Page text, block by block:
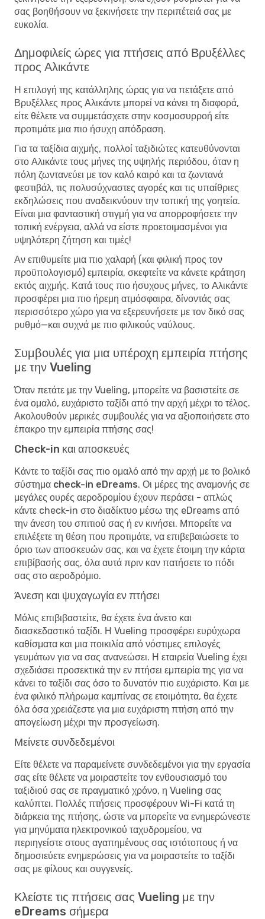
σας βοηθήσουν να ξεκινήσετε την περιπέτειά σας με
ευκολία.
Δημοφιλείς ώρες για πτήσεις από Βρυξέλλες
προς Αλικάντε
Η επιλογή της κατάλληλης ώρας για να πετάξετε από
Βρυξέλλες προς Αλικάντε μπορεί να κάνει τη διαφορά,
είτε θέλετε να συμμετάσχετε στην κοσμοσυρροή είτε
προτιμάτε μια πιο ήσυχη απόδραση.
Για τα ταξίδια αιχμής, πολλοί ταξιδιώτες κατευθύνονται
στο Αλικάντε τους μήνες της υψηλής περιόδου, όταν η
πόλη ζωντανεύει με τον καλό καιρό και τα ζωντανά
φεστιβάλ, τις πολυσύχναστες αγορές και τις υπαίθριες
εκδηλώσεις που αναδεικνύουν την τοπική της γοητεία.
Είναι μια φανταστική στιγμή για να απορροφήσετε την
τοπική ενέργεια, αλλά να είστε προετοιμασμένοι για
υψηλότερη ζήτηση και τιμές!
Αν επιθυμείτε μια πιο χαλαρή (και φιλική προς τον
προϋπολογισμό) εμπειρία, σκεφτείτε να κάνετε κράτηση
εκτός αιχμής. Κατά τους πιο ήσυχους μήνες, το Αλικάντε
προσφέρει μια πιο ήρεμη ατμόσφαιρα, δίνοντάς σας
περισσότερο χώρο για να εξερευνήσετε με τον δικό σας
ρυθμό—και συχνά με πιο φιλικούς ναύλους.
Συμβουλές για μια υπέροχη εμπειρία πτήσης
με την Vueling
Όταν πετάτε με την Vueling, μπορείτε να βασιστείτε σε
ένα ομαλό, ευχάριστο ταξίδι από την αρχή μέχρι το τέλος.
Ακολουθούν μερικές συμβουλές για να αξιοποιήσετε στο
έπακρο την εμπειρία πτήσης σας!
Check-in και αποσκευές
Κάντε το ταξίδι σας πιο ομαλό από την αρχή με το βολικό
σύστημα check-in eDreams. Οι μέρες της αναμονής σε
μεγάλες ουρές αεροδρομίου έχουν περάσει - απλώς
κάντε check-in στο διαδίκτυο μέσω της eDreams από
την άνεση του σπιτιού σας ή εν κινήσει. Μπορείτε να
επιλέξετε τη θέση που προτιμάτε, να επιβεβαιώσετε το
όριο των αποσκευών σας, και να έχετε έτοιμη την κάρτα
επιβίβασής σας, όλα αυτά πριν καν πατήσετε το πόδι
σας στο αεροδρόμιο.
Άνεση και ψυχαγωγία εν πτήσει
Μόλις επιβιβαστείτε, θα έχετε ένα άνετο και
διασκεδαστικό ταξίδι. Η Vueling προσφέρει ευρύχωρα
καθίσματα και μια ποικιλία από νόστιμες επιλογές
γευμάτων για να σας ανανεώσει. Η εταιρεία Vueling έχει
σχεδιάσει προσεκτικά την εν πτήσει εμπειρία της για να
κάνει το ταξίδι σας όσο το δυνατόν πιο ευχάριστο. Και με
ένα φιλικό πλήρωμα καμπίνας σε ετοιμότητα, θα έχετε
όλα όσα χρειάζεστε για μια ευχάριστη πτήση από την
απογείωση μέχρι την προσγείωση.
Μείνετε συνδεδεμένοι
Είτε θέλετε να παραμείνετε συνδεδεμένοι για την εργασία
σας είτε θέλετε να μοιραστείτε τον ενθουσιασμό του
ταξιδιού σας σε πραγματικό χρόνο, η Vueling σας
καλύπτει. Πολλές πτήσεις προσφέρουν Wi-Fi κατά τη
διάρκεια της πτήσης, ώστε να μπορείτε να ενημερώνεστε
για μηνύματα ηλεκτρονικού ταχυδρομείου, να
περιηγείστε στους αγαπημένους σας ιστότοπους ή να
δημοσιεύετε ενημερώσεις για να μοιραστείτε το ταξίδι
σας με φίλους και συγγενείς.
Κλείστε τις πτήσεις σας Vueling με την
eDreams σήμερα